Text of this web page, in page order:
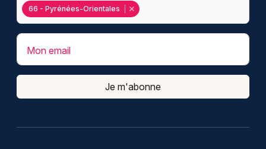
66 - Pyrénées-Orientales
Mon email
Je m'abonne